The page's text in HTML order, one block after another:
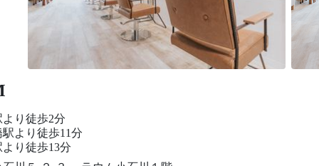
り徒歩2分
より徒歩11分
り徒歩13分